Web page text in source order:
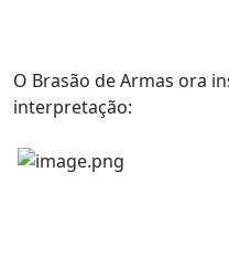
O Brasão de Armas ora
interpretação: